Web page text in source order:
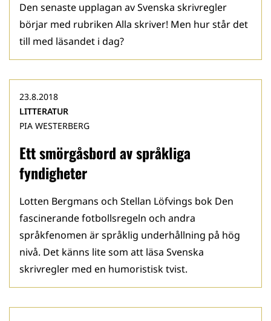
Den senaste upplagan av Svenska skrivregler
börjar med rubriken Alla skriver! Men hur står det
till med läsandet i dag?
Ett smörgåsbord av språkliga
fyndigheter
23.8.2018
LITTERATUR
PIA WESTERBERG
Lotten Bergmans och Stellan Löfvings bok Den
fascinerande fotbollsregeln och andra
språkfenomen är språklig underhållning på hög
nivå. Det känns lite som att läsa Svenska
skrivregler med en humoristisk tvist.